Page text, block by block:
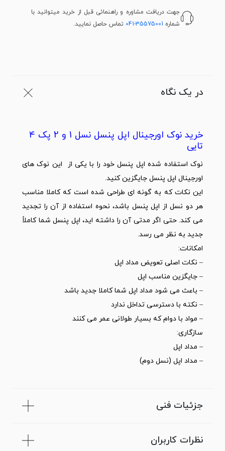
جهت دریافت مشاوره و راهنمائی قبل از خرید میتوانید با
شماره 041-35575001 تماس حاصل نمایید.
در یک نگاه
خرید نوک اورجینال اپل پنسل نسل 1 و 2 پک 4
تایی
نوک استفاده شده اپل پنسل خود را با یکی از این نوک های
اورجینال اپل پنسل جایگزین کنید.
این نکات که به گونه ای طراحی شده است که کاملا مناسب
هر دو نسل از اپل پنسل باشد، نحوه استفاده از آن را تجدید
می کند. حتی اگر مدتی آن را داشته اید، اپل پنسل شما کاملاً
جدید به نظر می رسد.
امکانات:
– نکات اصلی تعویض مداد اپل
– جایگزین مناسب اپل
– باعث می شود مداد اپل شما کاملا جدید باشد
– نکته با دسترسی تداخل ندارد
– مواد با دوام که بسیار طولانی عمر می کنند
سازگاری:
– مداد اپل
– مداد اپل (نسل دوم)
جزئیات فنی
نظرات کاربران